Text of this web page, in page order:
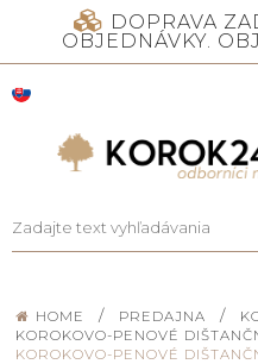
DOPRAVA
OBJEDNÁVKY.
HOME / PREDAJNA /
KOROKOVO-PENOVÉ
KOROKOVO-PENOVÉ